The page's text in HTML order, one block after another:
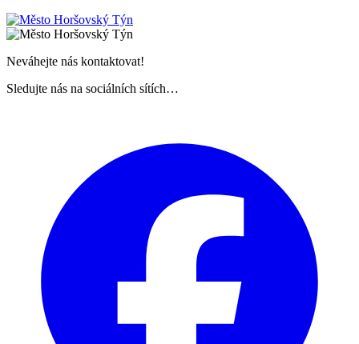
Neváhejte nás kontaktovat!
Sledujte nás na sociálních sítích…